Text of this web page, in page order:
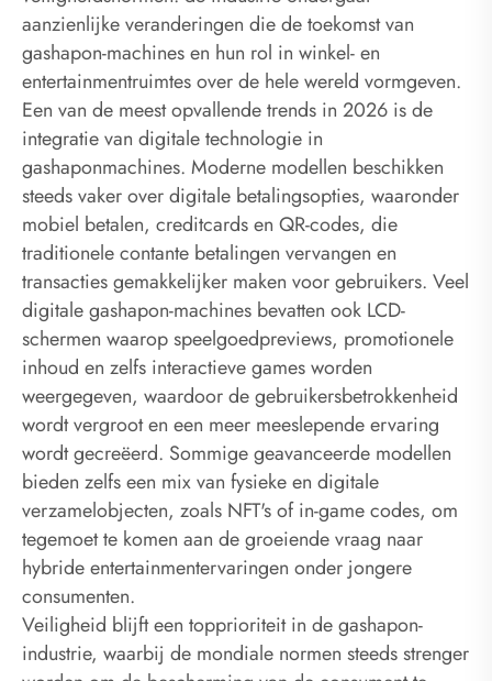
aanzienlijke veranderingen die de toekomst van
gashapon-machines en hun rol in winkel- en
entertainmentruimtes over de hele wereld vormgeven.
Een van de meest opvallende trends in 2026 is de
integratie van digitale technologie in
gashaponmachines. Moderne modellen beschikken
steeds vaker over digitale betalingsopties, waaronder
mobiel betalen, creditcards en QR-codes, die
traditionele contante betalingen vervangen en
transacties gemakkelijker maken voor gebruikers. Veel
digitale gashapon-machines bevatten ook LCD-
schermen waarop speelgoedpreviews, promotionele
inhoud en zelfs interactieve games worden
weergegeven, waardoor de gebruikersbetrokkenheid
wordt vergroot en een meer meeslepende ervaring
wordt gecreëerd. Sommige geavanceerde modellen
bieden zelfs een mix van fysieke en digitale
verzamelobjecten, zoals NFT's of in-game codes, om
tegemoet te komen aan de groeiende vraag naar
hybride entertainmentervaringen onder jongere
consumenten.
Veiligheid blijft een topprioriteit in de gashapon-
industrie, waarbij de mondiale normen steeds strenger